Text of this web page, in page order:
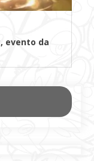
evento da